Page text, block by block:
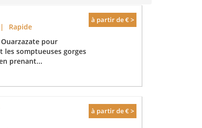
à partir de € >
|
Rapide
pour
les somptueuses gorges
prenant...
à partir de € >